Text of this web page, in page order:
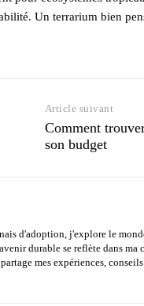
Un terrarium bien
Article suivant
Comment
son budget
d'adoption, j'explore le
durable se reflète dans ma
mes expériences,